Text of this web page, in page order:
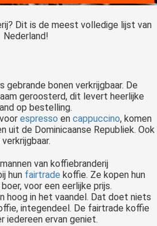
Dit is de meest volledige lijst van
Nederland!
gebrande bonen verkrijgbaar. De
geroosterd, dit levert heerlijke
op bestelling.
espresso en cappuccino, komen
uit de Dominicaanse Republiek. Ook
van koffiebranderij
hun fairtrade koffie. Ze kopen hun
voor een eerlijke prijs.
hoog in het vaandel. Dat doet niets
integendeel. De fairtrade koffie
iedereen ervan geniet.